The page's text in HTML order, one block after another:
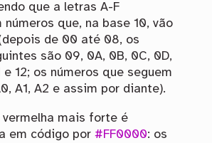
que a letras A-F
números que, na base 10, vão
de 00 até 08, os
são 09, 0A, 0B, 0C, 0D,
e 12; os números que seguem
A1, A2 e assim por diante).
vermelha mais forte é
em código por #FF0000: os